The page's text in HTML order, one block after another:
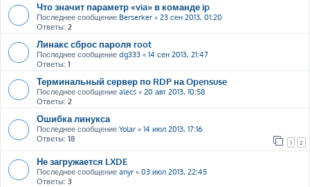
Что значит параметр «via» в команде ip
Последнее сообщение Berserker « 23 сен 2013, 01:20
Ответы: 2
Линакс сброс пароля root
Последнее сообщение dg333 « 14 сен 2013, 21:47
Ответы: 1
Терминальный сервер по RDP на Opensuse
Последнее сообщение alecs « 20 авг 2013, 10:58
Ответы: 2
Ошибка линукса
Последнее сообщение Yolar « 14 июл 2013, 17:16
Ответы: 18 1 2
Не загружается LXDE
Последнее сообщение anyr « 03 июл 2013, 22:45
Ответы: 3